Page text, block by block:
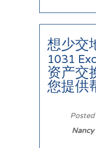
想少交
1031
资产交
您提供